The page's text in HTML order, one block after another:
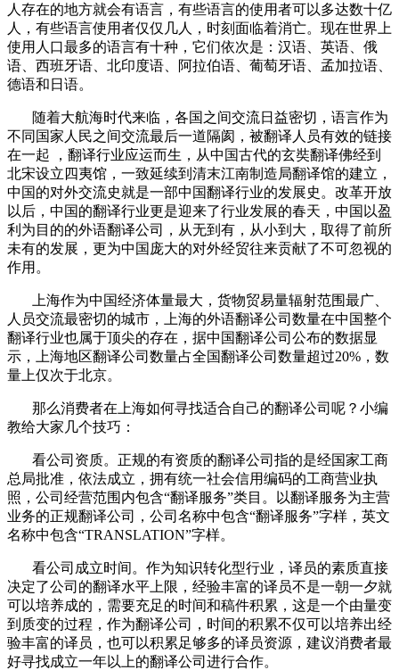
人存在的地方就会有语言，有些语言的使用者可以多达数十亿
人，有些语言使用者仅仅几人，时刻面临着消亡。现在世界上
使用人口最多的语言有十种，它们依次是：汉语、英语、俄
语、西班牙语、北印度语、阿拉伯语、葡萄牙语、孟加拉语、
德语和日语。
随着大航海时代来临，各国之间交流日益密切，语言作为
不同国家人民之间交流最后一道隔阂，被翻译人员有效的链接
在一起
，翻译行业应运而生，从中国古代的玄奘翻译佛经到
北宋设立四夷馆，一致延续到清末江南制造局翻译馆的建立，
中国的对外交流史就是一部中国翻译行业的发展史。改革开放
以后，中国的翻译行业更是迎来了行业发展的春天，中国以盈
利为目的的外语翻译公司，从无到有，从小到大，取得了前所
未有的发展，更为中国庞大的对外经贸往来贡献了不可忽视的
作用。
上海作为中国经济体量最大，货物贸易量辐射范围最广、
人员交流最密切的城市，上海的外语翻译公司数量在中国整个
翻译行业也属于顶尖的存在，据中国翻译公司公布的数据显
示，上海地区翻译公司数量占全国翻译公司数量超过20% ，数
量上仅次于北京。
那么消费者在上海如何寻找适合自己的翻译公司呢？小编
教给大家几个技巧：
看公司资质。正规的有资质的翻译公司指的是经国家工商
总局批准，依法成立，拥有统一社会信用编码的工商营业执
照，公司经营范围内包含“翻译服务”类目。以翻译服务为主营
业务的正规翻译公司，公司名称中包含“翻译服务”字样，英文
名称中包含“TRANSLATION”字样。
看公司成立时间。作为知识转化型行业，译员的素质直接
决定了公司的翻译水平上限，经验丰富的译员不是一朝一夕就
可以培养成的，需要充足的时间和稿件积累，这是一个由量变
到质变的过程，作为翻译公司，时间的积累不仅可以培养出经
验丰富的译员，也可以积累足够多的译员资源，建议消费者最
好寻找成立一年以上的翻译公司进行合作。